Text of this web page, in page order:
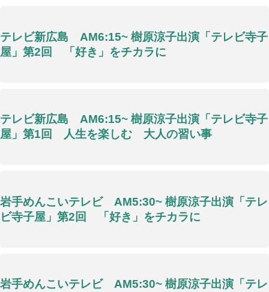
テレビ新広島 AM6:15~ 樹原涼子出演「テレビ寺子
屋」第2回 「好き」をチカラに
テレビ新広島 AM6:15~ 樹原涼子出演「テレビ寺子
屋」第1回 人生を楽しむ 大人の習い事
岩手めんこいテレビ AM5:30~ 樹原涼子出演「テレ
ビ寺子屋」第2回 「好き」をチカラに
岩手めんこいテレビ AM5:30~ 樹原涼子出演「テレ